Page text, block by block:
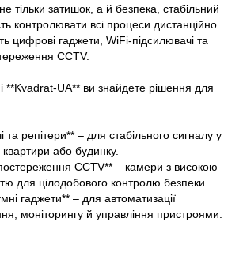
тільки затишок, а й безпека, стабільний
контролювати всі процеси дистанційно.
цифрові гаджети, WiFi-підсилювачі та
CCTV.
**Kvadrat-UA** ви знайдете рішення для
та репітери** – для стабільного сигналу у
або будинку.
CCTV** – камери з високою
для цілодобового контролю безпеки.
гаджети** – для автоматизації
моніторингу й управління пристроями.